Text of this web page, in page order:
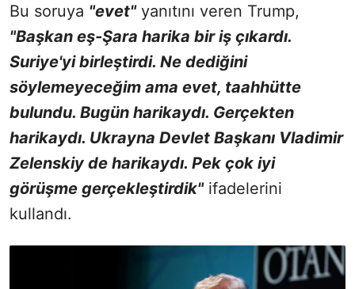
Bu soruya "evet"yanıtını veren Trump,
"Başkan eş-Şara harika bir iş çıkardı.
Suriye'yi birleştirdi. Ne dediğini
söylemeyeceğim ama evet, taahhütte
bulundu. Bugün harikaydı. Gerçekten
harikaydı. Ukrayna Devlet Başkanı Vladimir
Zelenskiy de harikaydı. Pek çok iyi
görüşme gerçekleştirdik"ifadelerini
kullandı.